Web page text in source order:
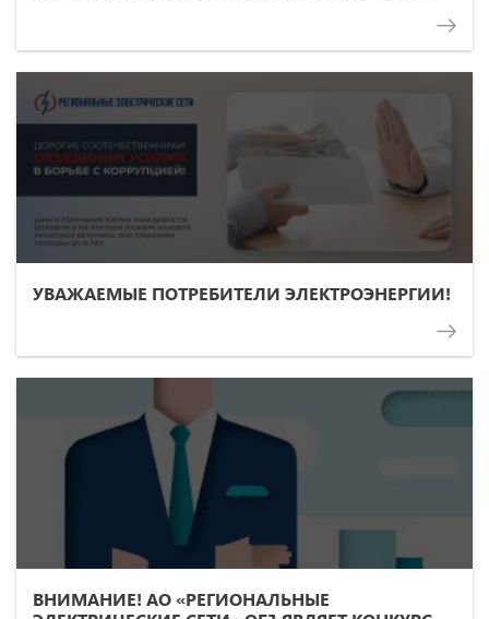
УВАЖАЕМЫЕ ПОТРЕБИТЕЛИ ЭЛЕКТРОЭНЕРГИИ!
ВНИМАНИЕ! АО «РЕГИОНАЛЬНЫЕ